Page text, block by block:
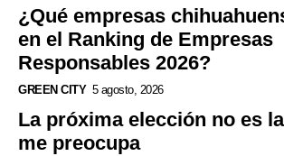
¿Qué empresas
en el Ranking de Empresas
Responsables 2026?
GREEN CITY 5 agosto, 2026
La próxima elección no es
me preocupa